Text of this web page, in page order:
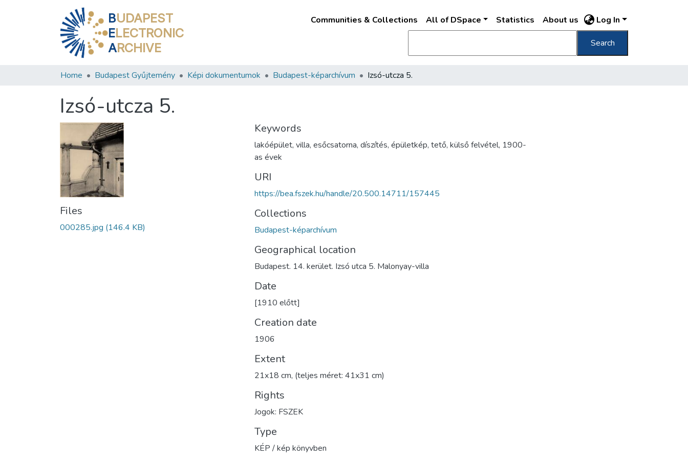
BUDAPEST
ELECTRONIC
ARCHIVE
Communities & Collections All of DSpace Statistics About us Log In
Search
Home Budapest Gyűjtemény Képi dokumentumok Budapest-képarchívum Izsó-utcza 5.
Izsó-utcza 5.
Files
000285.jpg (146.4 KB)
Keywords
lakóépület, villa, esőcsatorna, díszítés, épületkép, tető, külső felvétel, 1900-
as évek
URI
https://bea.fszek.hu/handle/20.500.14711/157445
Collections
Budapest-képarchívum
Geographical location
Budapest. 14. kerület. Izsó utca 5. Malonyay-villa
Date
[1910 előtt]
Creation date
1906
Extent
21x18 cm, (teljes méret: 41x31 cm)
Rights
Jogok: FSZEK
Type
KÉP / kép könyvben